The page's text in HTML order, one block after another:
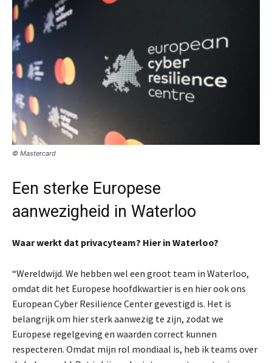
© Mastercard
Een sterke Europese
aanwezigheid in Waterloo
Waar werkt dat privacyteam? Hier in Waterloo?
“Wereldwijd. We hebben wel een groot team in Waterloo,
omdat dit het Europese hoofdkwartier is en hier ook ons
European Cyber Resilience Center gevestigd is. Het is
belangrijk om hier sterk aanwezig te zijn, zodat we
Europese regelgeving en waarden correct kunnen
respecteren. Omdat mijn rol mondiaal is, heb ik teams over